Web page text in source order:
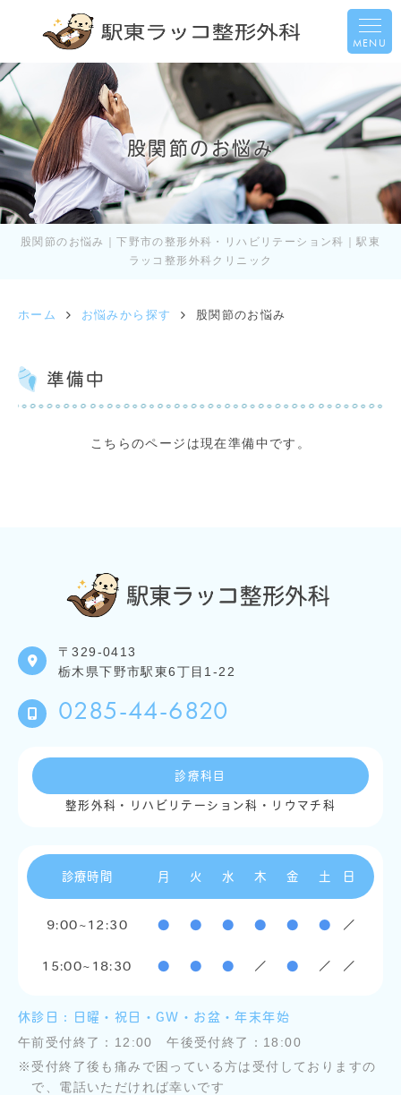
MENU
股関節のお悩み
股関節のお悩み｜下野市の整形外科・リハビリテーション科｜駅東
ラッコ整形外科クリニック
ホーム お悩みから探す 股関節のお悩み
準備中
こちらのページは現在準備中です。
〒329-0413
栃木県下野市駅東6丁目1-22
0285-44-6820
診療科目
整形外科・リハビリテーション科・リウマチ科
診療時間 月 火 水 木 金 土 日
9:00~12:30 ● ● ● ● ● ● ／
15:00~18:30 ● ● ● ／ ● ／ ／
休診日：日曜・祝日・GW・お盆・年末年始
午前受付終了：12:00 午後受付終了：18:00
※ 受付終了後も痛みで困っている方は受付しておりますの
で、電話いただければ幸いです